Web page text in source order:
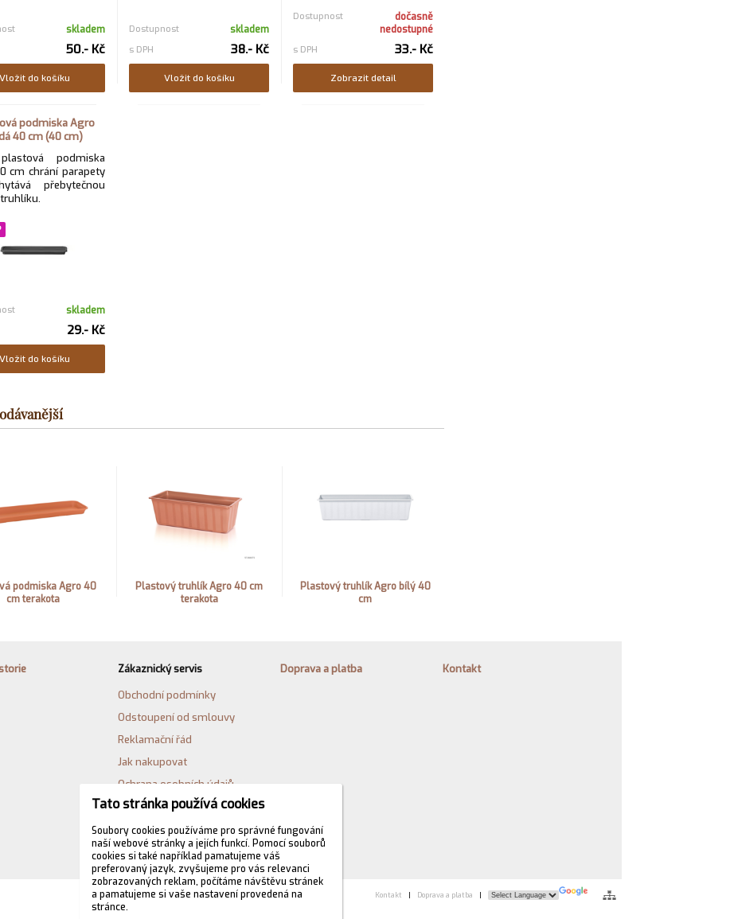
skladem
50.- Kč
Vložit do košíku
Dostupnost skladem
s DPH 38.- Kč
Vložit do košíku
Dostupnost
dočasně
nedostupné
s DPH 33.- Kč
Zobrazit detail
podmiska Agro
40 cm (40 cm)
podmiska
cm chrání parapety
přebytečnou
skladem
29.- Kč
Vložit do košíku
podmiska Agro 40
cm terakota
Plastový truhlík Agro 40 cm
terakota
Plastový truhlík Agro bílý 40
cm
Zákaznický servis
Obchodní podmínky
Odstoupení od smlouvy
Reklamační řád
Jak nakupovat
Ochrana osobních údajů
Cookies
Formulář pro odstoupení od
kupní smlouvy
Doprava a platba Kontakt
Kontakt | Doprava a platba |
Tato stránka používá cookies
Soubory cookies používáme pro správné fungování
naší webové stránky a jejích funkcí. Pomocí souborů
cookies si také například pamatujeme váš
preferovaný jazyk, zvyšujeme pro vás relevanci
zobrazovaných reklam, počítáme návštěvu stránek
a pamatujeme si vaše nastavení provedená na
stránce.